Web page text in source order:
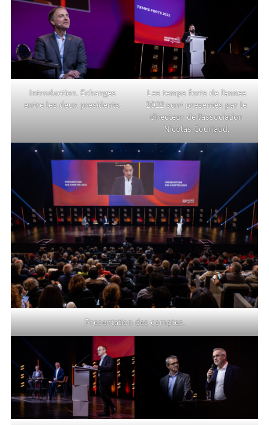
Introduction. Echanges
entre les deux presidents.
Les temps forts de l’annee
2022 sont presentés par le
directeur de l’association
Nicolas Courjaud.
Presentation des comptes.